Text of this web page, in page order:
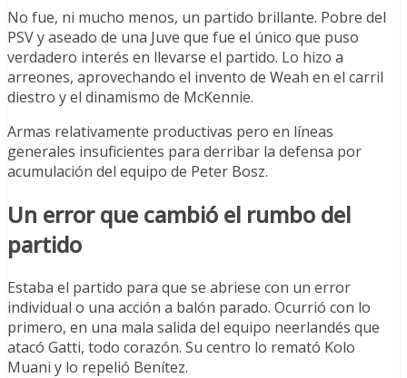
No fue, ni mucho menos, un partido brillante. Pobre del
PSV y aseado de una Juve que fue el único que puso
verdadero interés en llevarse el partido. Lo hizo a
arreones, aprovechando el invento de Weah en el carril
diestro y el dinamismo de McKennie.
Armas relativamente productivas pero en líneas
generales insuficientes para derribar la defensa por
acumulación del equipo de Peter Bosz.
Un error que cambió el rumbo del
partido
Estaba el partido para que se abriese con un error
individual o una acción a balón parado. Ocurrió con lo
primero, en una mala salida del equipo neerlandés que
atacó Gatti, todo corazón. Su centro lo remató Kolo
Muani y lo repelió Benítez.